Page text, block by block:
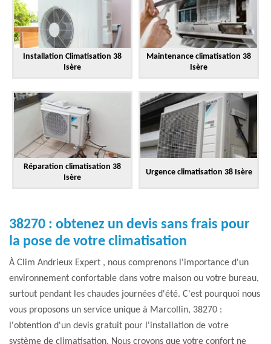
Installation Climatisation 38
Isère
Maintenance climatisation 38
Isère
Réparation climatisation 38
Isère
Urgence climatisation 38 Isère
38270 : obtenez un devis sans frais pour
la pose de votre climatisation
À Clim Andrieux Expert , nous comprenons l'importance d'un
environnement confortable dans votre maison ou votre bureau,
surtout pendant les chaudes journées d'été. C'est pourquoi nous
vous proposons un service unique à Marcollin, 38270 :
l'obtention d'un devis gratuit pour l'installation de votre
système de climatisation. Nous croyons que votre confort ne